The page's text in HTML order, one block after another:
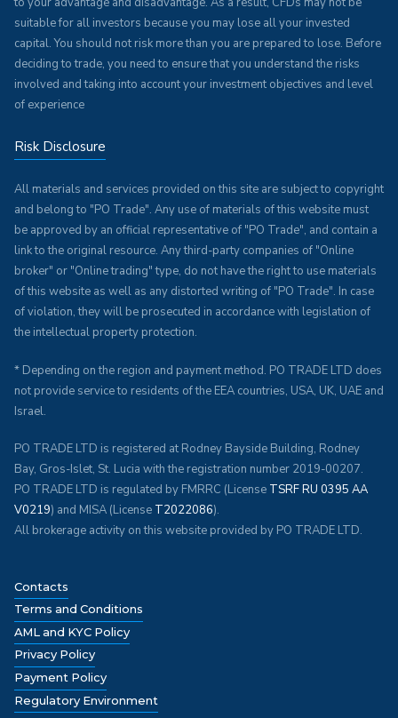
suitable for all investors because you may lose all your invested
capital. You should not risk more than you are prepared to lose. Before
deciding to trade, you need to ensure that you understand the risks
involved and taking into account your investment objectives and level
of experience
Risk Disclosure
All materials and services provided on this site are subject to copyright
and belong to "PO Trade". Any use of materials of this website must
be approved by an official representative of "PO Trade", and contain a
link to the original resource. Any third-party companies of "Online
broker" or "Online trading" type, do not have the right to use materials
of this website as well as any distorted writing of "PO Trade". In case
of violation, they will be prosecuted in accordance with legislation of
the intellectual property protection.
* Depending on the region and payment method. PO TRADE LTD does
not provide service to residents of the EEA countries, USA, UK, UAE and
Israel.
PO TRADE LTD is registered at Rodney Bayside Building, Rodney
Bay, Gros-Islet, St. Lucia with the registration number 2019-00207.
PO TRADE LTD is regulated by FMRRC (License TSRF RU 0395 AA
V0219) and MISA (License T2022086).
All brokerage activity on this website provided by PO TRADE LTD.
Contacts
Terms and Conditions
AML and KYC Policy
Privacy Policy
Payment Policy
Regulatory Environment